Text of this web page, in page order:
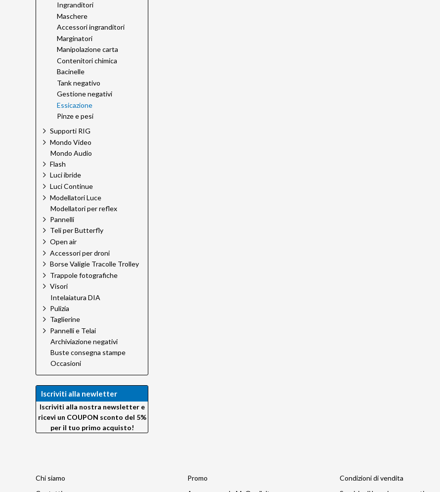
Ingranditori
Maschere
Accessori ingranditori
Marginatori
Manipolazione carta
Contenitori chimica
Bacinelle
Tank negativo
Gestione negativi
Essicazione
Pinze e pesi
Supporti RIG
Mondo Video
Mondo Audio
Flash
Luci ibride
Luci Continue
Modellatori Luce
Modellatori per reflex
Pannelli
Teli per Butterfly
Open air
Accessori per droni
Borse Valigie Tracolle Trolley
Trappole fotografiche
Visori
Intelaiatura DIA
Pulizia
Taglierine
Pannelli e Telai
Archiviazione negativi
Buste consegna stampe
Occasioni
Iscriviti alla newletter
Iscriviti alla nostra newsletter e
ricevi un COUPON sconto del 5%
per il tuo primo acquisto!
Chi siamo
Promo
Condizioni di vendita